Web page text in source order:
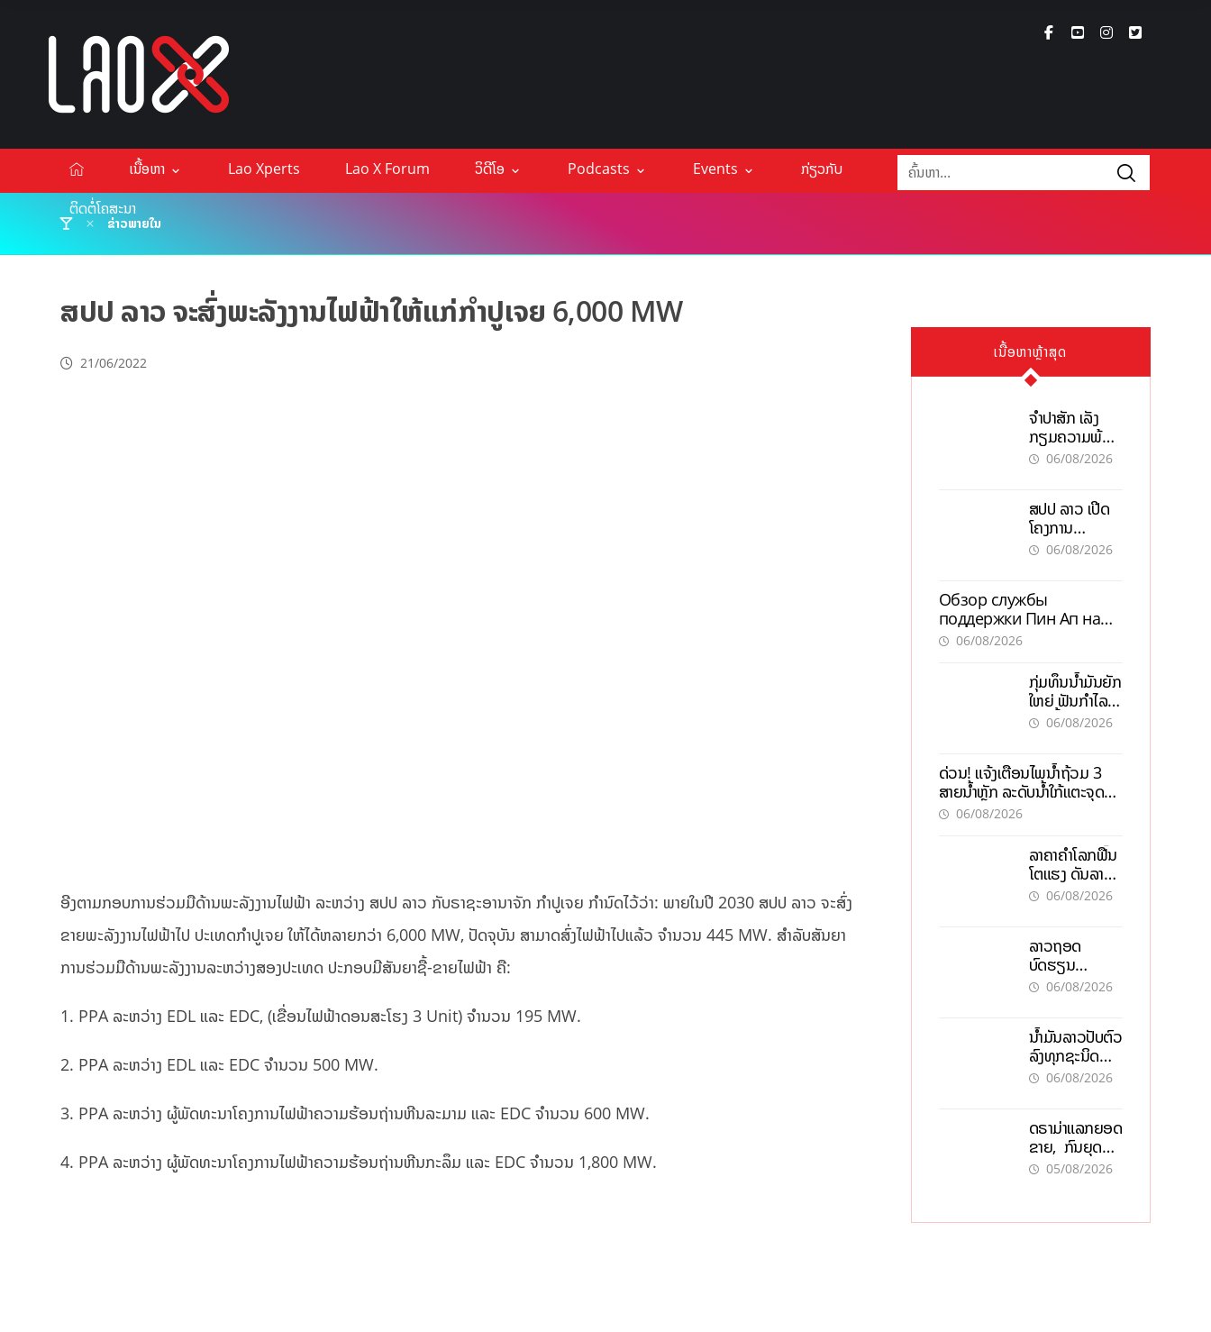
ເນື້ອຫາ Lao Xperts Lao X Forum ວິດີໂອ Podcasts Events
ກ່ຽວກັບ
ຕິດຕໍ່ໂຄສະນາ
ຂ່າວພາຍໃນ
ສປປ ລາວ ຈະສົ່ງພະລັງງານໄຟຟ້າໃຫ້ແກ່ກຳປູເຈຍ 6,000 MW
21/06/2022
ອີງຕາມກອບການຮ່ວມມືດ້ານພະລັງງານໄຟຟ້າ ລະຫວ່າງ ສປປ ລາວ ກັບຣາຊະອານາຈັກ ກຳປູເຈຍ ກໍານົດໄວ້ວ່າ: ພາຍໃນປີ 2030 ສປປ ລາວ ຈະສົ່ງ
ຂາຍພະລັງງານໄຟຟ້າໄປ ປະເທດກຳປູເຈຍ ໃຫ້ໄດ້ຫລາຍກວ່າ 6,000 MW, ປັດຈຸບັນ ສາມາດສົ່ງໄຟຟ້າໄປແລ້ວ ຈຳນວນ 445 MW. ສຳລັບສັນຍາ
ການຮ່ວມມືດ້ານພະລັງງານລະຫວ່າງສອງປະເທດ ປະກອບມີສັນຍາຊື້-ຂາຍໄຟຟ້າ ຄື:
1. PPA ລະຫວ່າງ EDL ແລະ EDC, (ເຂື່ອນໄຟຟ້າດອນສະໂຮງ 3 Unit) ຈໍານວນ 195 MW.
2. PPA ລະຫວ່າງ EDL ແລະ EDC ຈໍານວນ 500 MW.
3. PPA ລະຫວ່າງ ຜູ້ພັດທະນາໂຄງການໄຟຟ້າຄວາມຮ້ອນຖ່ານຫີນລະມາມ ແລະ EDC ຈຳນວນ 600 MW.
4. PPA ລະຫວ່າງ ຜູ້ພັດທະນາໂຄງການໄຟຟ້າຄວາມຮ້ອນຖ່ານຫີນກະລຶມ ແລະ EDC ຈຳນວນ 1,800 MW.
ເນື້ອຫາຫຼ້າສຸດ
ຈຳປາສັກ ເລັ່ງ
ກຽມຄວາມພ້ອມ
“ປີທ່ອງທ່ຽວ
ເສດຖະກິດ
ທ້ອງຖິ່ນ
06/08/2026
ສປປ ລາວ ເປີດ
ໂຄງການ
ALERT-LAO
ລະບາດທົ່ວ
ປະເທດ
06/08/2026
Обзор службы
поддержки Пин Ап на
официальном сайте с
информацией
06/08/2026
ກຸ່ມທຶນນ້ຳມັນຍັກ
ໃຫຍ່ ຟັນກຳໄລ
93 ຕື້ໂດລາ
ນໍ້າມັນແພງ
06/08/2026
ດ່ວນ! ແຈ້ງເຕືອນໄພນໍ້າຖ້ວມ 3
ສາຍນໍ້າຫຼັກ ລະດັບນໍ້າໃກ້ແຕະຈຸດ
ອັນຕະລາຍ
06/08/2026
ລາຄາຄຳໂລກຟື້ນ
ໂຕແຮງ ດັນລາຄາ
ຄຳໃນລາວທະລຸ
06/08/2026
ລາວຖອດ
ບົດຮຽນ
ຫວຽດນາມ ສ້າງ
ເປົ້າໝາຍ 2035
06/08/2026
ນໍ້າມັນລາວປັບຕົວ
ລົງທຸກຊະນິດ
ຕອບຮັບສັນຍານ
ແຄບຮໍມູສ
06/08/2026
ດຣາມ່າແລກຍອດ
ຂາຍ, ກົນຍຸດ
ການຕະຫຼາດສີ
ໄລຍະຍາວ
05/08/2026